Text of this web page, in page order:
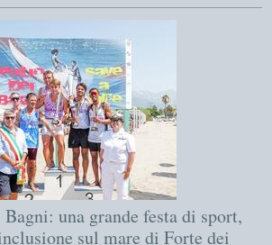
una grande festa di sport,
sul mare di Forte dei